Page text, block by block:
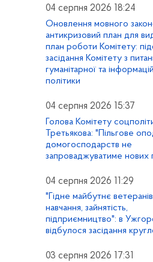
04 серпня 2026 18:24
Оновлення мовного
антикризовий план для
план роботи Комітету:
засідання Комітету з
гуманітарної та
політики
04 серпня 2026 15:37
Голова Комітету
Третьякова: "Пільгове
домогосподарств не
запроваджуватиме нових
04 серпня 2026 11:29
"Гідне майбутнє
навчання, зайнятість,
підприємництво": в
відбулося засідання
03 серпня 2026 17:31